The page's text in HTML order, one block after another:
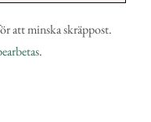
att minska skräppost.
.